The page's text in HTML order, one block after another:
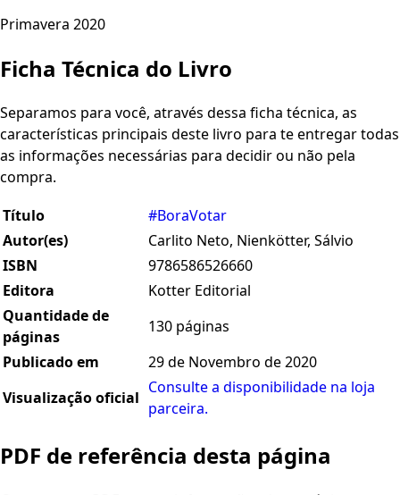
Primavera 2020
Ficha Técnica do Livro
Separamos para você, através dessa ficha técnica, as
características principais deste livro para te entregar todas
as informações necessárias para decidir ou não pela
compra.
Título
#BoraVotar
Autor(es)
Carlito Neto, Nienkötter, Sálvio
ISBN
9786586526660
Editora
Kotter Editorial
Quantidade de
páginas
130 páginas
Publicado em
29 de Novembro de 2020
Visualização oficial
Consulte a disponibilidade na loja
parceira.
PDF de referência desta página